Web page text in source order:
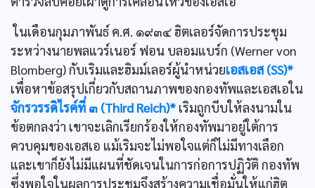
ในเดือนกุมภาพันธ์ ค.ศ. ๑๙๓๔ ฮิตเลอร์จัดการประชุม
ระหว่างนายพลแวร์เนอร์ ฟอน บลอมแบร์ก (Werner von
Blomberg) กับเริมและฮิมม์เลอร์ผู้นำหน่วยเอสเอส (SS)*
เพื่อหาข้อสรุปเกี่ยวกับสถานภาพของกองทัพและเอสเอใน
จักรวรรดิไรค์ที่ ๓ (Third Reich)* เริมถูกบีบให้ลงนามใน
ข้อตกลงว่า เขาจะเลิกเรียกร้องให้กองทัพมาอยู่ใต้การ
ควบคุมของเอสเอ แม้เริมจะไม่พอใจแต่ก็ไม่มีทางเลือก
และเขาก็ยังไม่มีแผนที่ชัดเจนในการก่อการปฏิวัติ กองทัพ
ซึ่งพอใจในผลการประชุมจึงสร้างความเชื่อมั่นให้แก่ฮิต